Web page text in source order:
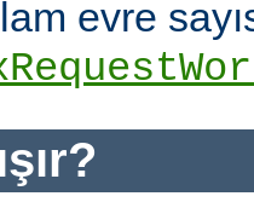
evre